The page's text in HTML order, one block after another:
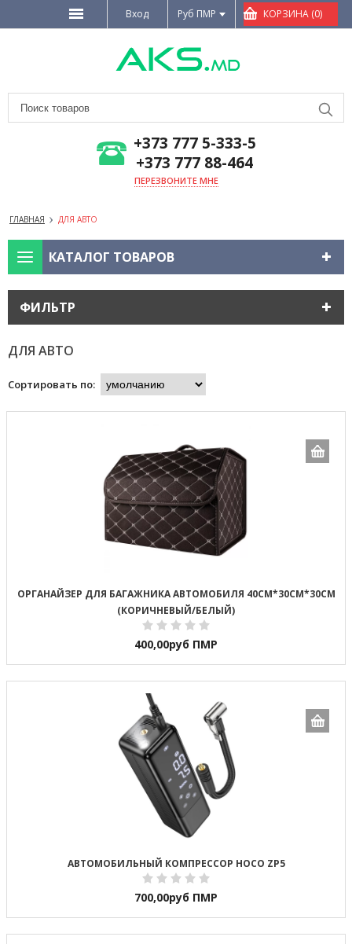
КОРЗИНА (0)
Руб ПМР
Вход
+373 777 5-333-5
+373 777 88-464
ПЕРЕЗВОНИТЕ МНЕ
ГЛАВНАЯ ДЛЯ АВТО
КАТАЛОГ ТОВАРОВ
ФИЛЬТР
ДЛЯ АВТО
Сортировать по:
ОРГАНАЙЗЕР ДЛЯ БАГАЖНИКА АВТОМОБИЛЯ 40СМ*30СМ*30СМ
(КОРИЧНЕВЫЙ/БЕЛЫЙ)
400,00руб ПМР
АВТОМОБИЛЬНЫЙ КОМПРЕССОР HOCO ZP5
700,00руб ПМР